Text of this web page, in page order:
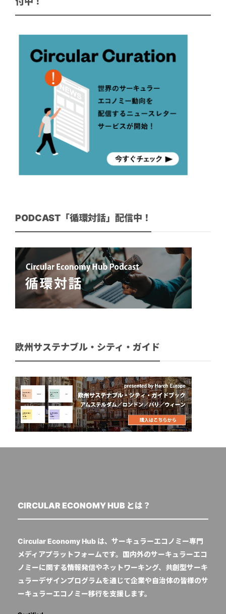
PODCAST「循環対話」配信中！
欧州サステナブル・シティ・ガイド
CIRCULAR ECONOMY HUB とは？
Circular Economy Hub は、サーキュラーエコノミー専門
メディアプラットフォームです。国内外のサーキュラーエコ
ノミーに関する情報発信やネットワーキング、共創型サーキ
ュラーデザインプログラムを通じて企業や自治体の皆様のサ
ーキュラーエコノミー移行を支援します。